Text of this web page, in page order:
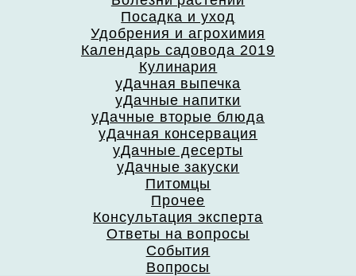
Посадка и уход
Удобрения и агрохимия
Календарь садовода 2019
Кулинария
уДачная выпечка
уДачные напитки
уДачные вторые блюда
уДачная консервация
уДачные десерты
уДачные закуски
Питомцы
Прочее
Консультация эксперта
Ответы на вопросы
События
Вопросы